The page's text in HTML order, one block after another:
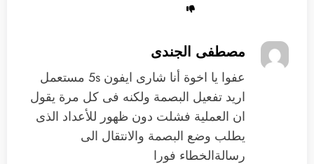
مصطفى الجندى
عفوا يا اخوة أنا شارى ايفون 5s مستعمل
اريد تفعيل البصمة ولكنه فى كل مرة يقول
ان العملية فشلت دون ظهور للأعداد الذى
يطلب وضع البصمة والانتقال الى
رسالةالخطاء فورا